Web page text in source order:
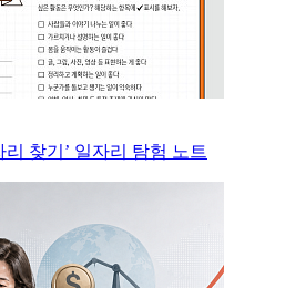
리 찾기’ 일자리 탐험 노트